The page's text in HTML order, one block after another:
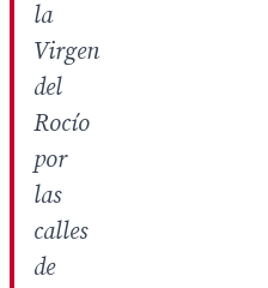
la
Virgen
del
Rocío
por
las
calles
de